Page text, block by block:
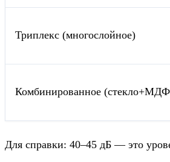
Триплекс (многослойное)
Комбинированное
Для справки: 40–45 дБ — это